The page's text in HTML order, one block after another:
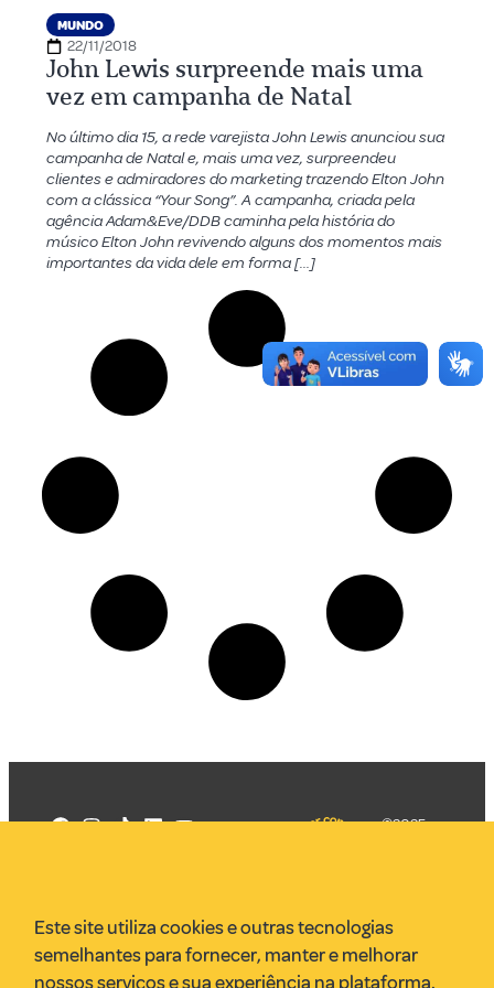
MUNDO
22/11/2018
John Lewis surpreende mais uma
vez em campanha de Natal
No último dia 15, a rede varejista John Lewis anunciou sua
campanha de Natal e, mais uma vez, surpreendeu
clientes e admiradores do marketing trazendo Elton John
com a clássica “Your Song”. A campanha, criada pela
agência Adam&Eve/DDB caminha pela história do
músico Elton John revivendo alguns dos momentos mais
importantes da vida dele em forma […]
VR Assessoria
Parcerias
©2025
Este site utiliza cookies e outras tecnologias
semelhantes para fornecer, manter e melhorar
nossos serviços e sua experiência na plataforma.